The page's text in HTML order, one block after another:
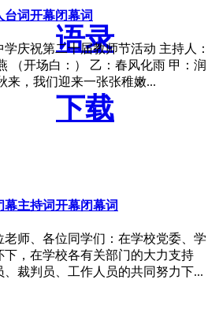
语录
下载
词开幕闭幕词
庆祝第二十届教师节活动 主持人：
（开场白：） 乙：春风化雨 甲：润
来，我们迎来一张张稚嫩...
主持词开幕闭幕词
师、各位同学们：在学校党委、学
下，在学校各有关部门的大力支持
裁判员、工作人员的共同努力下...